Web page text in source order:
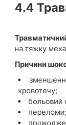
4.4
на тяжку
Причини
кровотечу;
больовий
переломи;